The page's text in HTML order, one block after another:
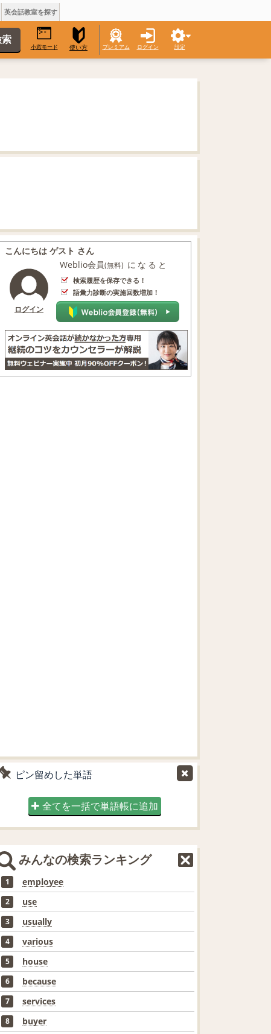
英会話教室を探す
小窓モード 使い方 プレミアム ログイン 設定
こんにちは ゲスト さん
ログイン
Weblio会員(無料) になると
検索履歴を保存できる！
語彙力診断の実施回数増加！
ピン留めした単語
全てを一括で単語帳に追加
みんなの検索ランキング
1 employee
2 use
3 usually
4 various
5 house
6 because
7 services
8 buyer